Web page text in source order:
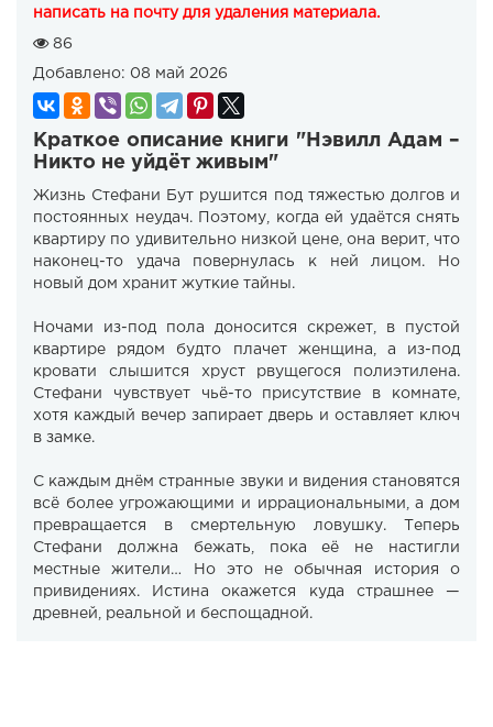
написать на почту для удаления материала.
86
Добавлено: 08 май 2026
Краткое описание книги "Нэвилл Адам –
Никто не уйдёт живым"
Жизнь Стефани Бут рушится под тяжестью долгов и
постоянных неудач. Поэтому, когда ей удаётся снять
квартиру по удивительно низкой цене, она верит, что
наконец-то удача повернулась к ней лицом. Но
новый дом хранит жуткие тайны.
Ночами из-под пола доносится скрежет, в пустой
квартире рядом будто плачет женщина, а из-под
кровати слышится хруст рвущегося полиэтилена.
Стефани чувствует чьё-то присутствие в комнате,
хотя каждый вечер запирает дверь и оставляет ключ
в замке.
С каждым днём странные звуки и видения становятся
всё более угрожающими и иррациональными, а дом
превращается в смертельную ловушку. Теперь
Стефани должна бежать, пока её не настигли
местные жители… Но это не обычная история о
привидениях. Истина окажется куда страшнее —
древней, реальной и беспощадной.